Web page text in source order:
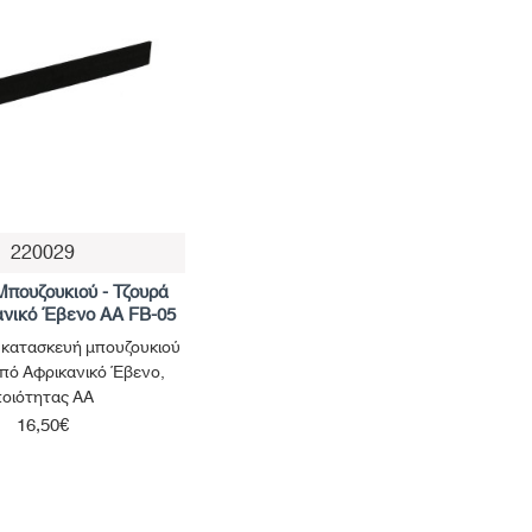
220029
- Τζουρά
Έβενο AA FB-05
μπουζουκιού
Αφρικανικό Έβενο,
ΑΑ
16,50€